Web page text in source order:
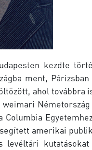
kezdte
ment,
ahol továbbra
amerikai
levéltári